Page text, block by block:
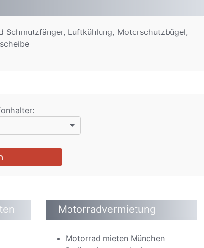
Schmutzfänger, Luftkühlung, Motorschutzbügel,
:
Motorradvermietung
Motorrad mieten München